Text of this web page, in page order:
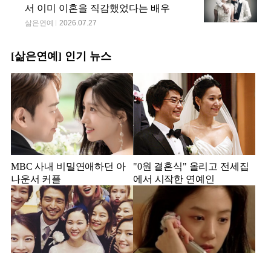
서 이미 이혼을 직감했었다는 배우
삶은연예 2026.07.27
[삶은연예] 인기 뉴스
MBC 사내 비밀연애하던 아
나운서 커플
"0원 결혼식" 올리고 전세집
에서 시작한 연예인